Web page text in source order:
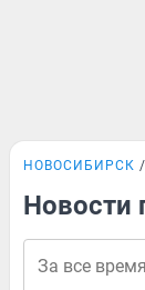
НОВОСИБИРСК
Новости